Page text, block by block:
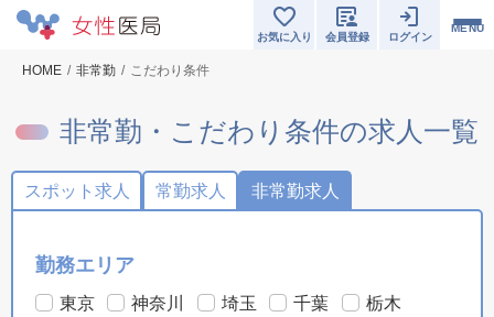
MENU
お気に入り 会員登録 ログイン
HOME 非常勤 こだわり条件
非常勤・こだわり条件の求人一覧
スポット求人 常勤求人 非常勤求人
勤務エリア
東京 神奈川 埼玉 千葉
栃木